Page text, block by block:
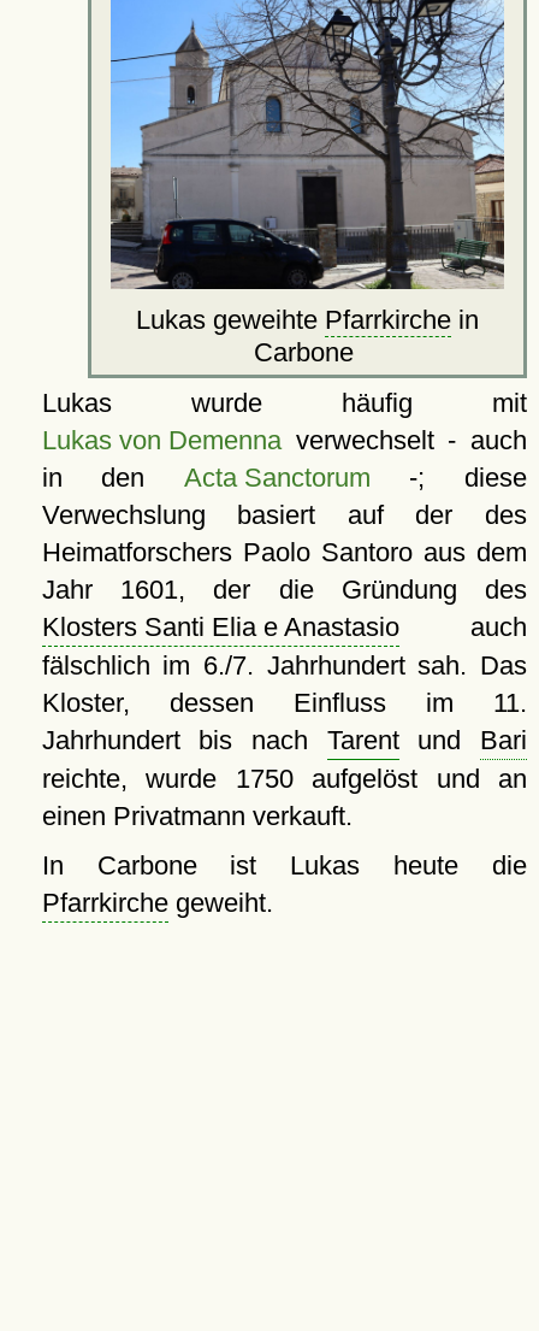
Lukas geweihte Pfarrkirche in
Carbone
Lukas wurde häufig mit
Lukas von Demennaverwechselt - auch
in den Acta Sanctorum -; diese
Verwechslung basiert auf der des
Heimatforschers Paolo Santoro aus dem
Jahr 1601, der die Gründung des
Klosters Santi Elia e Anastasioauch
fälschlich im 6./7. Jahrhundert sah. Das
Kloster, dessen Einfluss im 11.
Jahrhundert bis nach Tarentund Bari
reichte, wurde 1750 aufgelöst und an
einen Privatmann verkauft.
In Carbone ist Lukas heute die
Pfarrkirchegeweiht.